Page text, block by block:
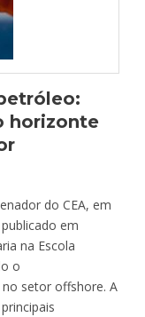
horizonte
do CEA, em
em
na Escola
o
setor offshore. A